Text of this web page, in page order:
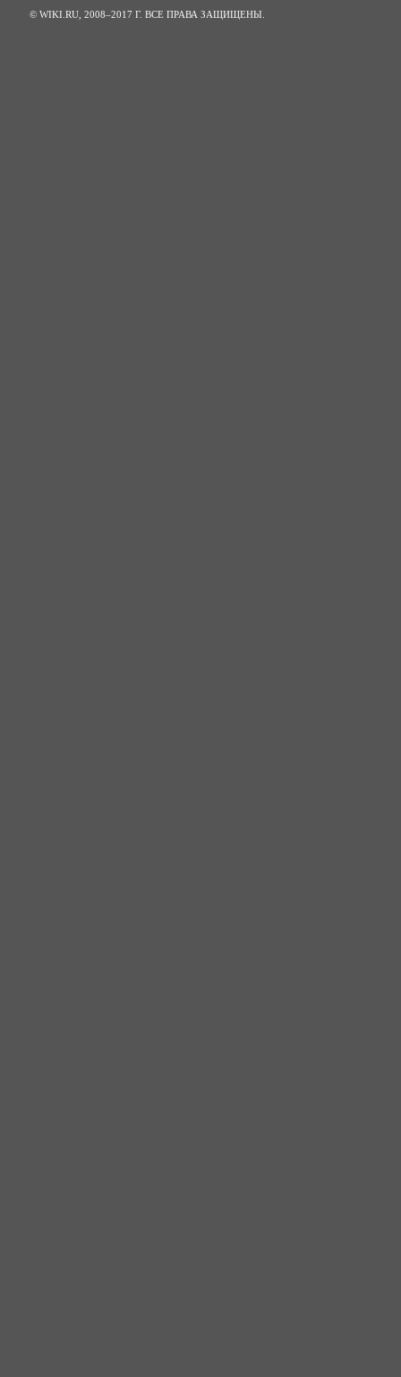
© WIKI.RU, 2008–2017 Г. ВСЕ ПРАВА ЗАЩИЩЕНЫ.